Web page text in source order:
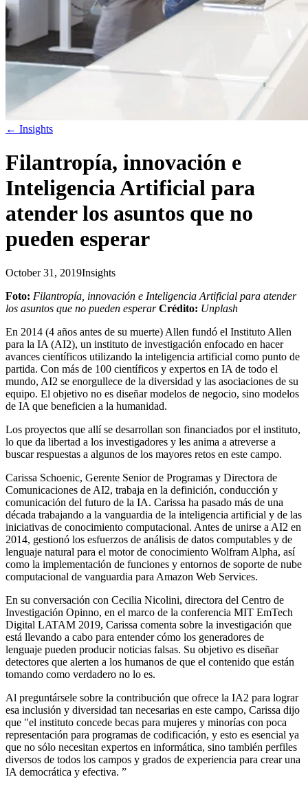
← Insights
Filantropía, innovación e
Inteligencia Artificial para
atender los asuntos que no
pueden esperar
October 31, 2019Insights
Foto: Filantropía, innovación e Inteligencia Artificial para atender
los asuntos que no pueden esperarCrédito: Unplash
En 2014 (4 años antes de su muerte) Allen fundó el Instituto Allen
para la IA (AI2), un instituto de investigación enfocado en hacer
avances científicos utilizando la inteligencia artificial como punto de
partida. Con más de 100 científicos y expertos en IA de todo el
mundo, AI2 se enorgullece de la diversidad y las asociaciones de su
equipo. El objetivo no es diseñar modelos de negocio, sino modelos
de IA que beneficien a la humanidad.
Los proyectos que allí se desarrollan son financiados por el instituto,
lo que da libertad a los investigadores y les anima a atreverse a
buscar respuestas a algunos de los mayores retos en este campo.
Carissa Schoenic, Gerente Senior de Programas y Directora de
Comunicaciones de AI2, trabaja en la definición, conducción y
comunicación del futuro de la IA. Carissa ha pasado más de una
década trabajando a la vanguardia de la inteligencia artificial y de las
iniciativas de conocimiento computacional. Antes de unirse a AI2 en
2014, gestionó los esfuerzos de análisis de datos computables y de
lenguaje natural para el motor de conocimiento Wolfram Alpha, así
como la implementación de funciones y entornos de soporte de nube
computacional de vanguardia para Amazon Web Services.
En su conversación con Cecilia Nicolini, directora del Centro de
Investigación Opinno, en el marco de la conferencia MIT EmTech
Digital LATAM 2019, Carissa comenta sobre la investigación que
está llevando a cabo para entender cómo los generadores de
lenguaje pueden producir noticias falsas. Su objetivo es diseñar
detectores que alerten a los humanos de que el contenido que están
tomando como verdadero no lo es.
Al preguntársele sobre la contribución que ofrece la IA2 para lograr
esa inclusión y diversidad tan necesarias en este campo, Carissa dijo
que "el instituto concede becas para mujeres y minorías con poca
representación para programas de codificación, y esto es esencial ya
que no sólo necesitan expertos en informática, sino también perfiles
diversos de todos los campos y grados de experiencia para crear una
IA democrática y efectiva. ”